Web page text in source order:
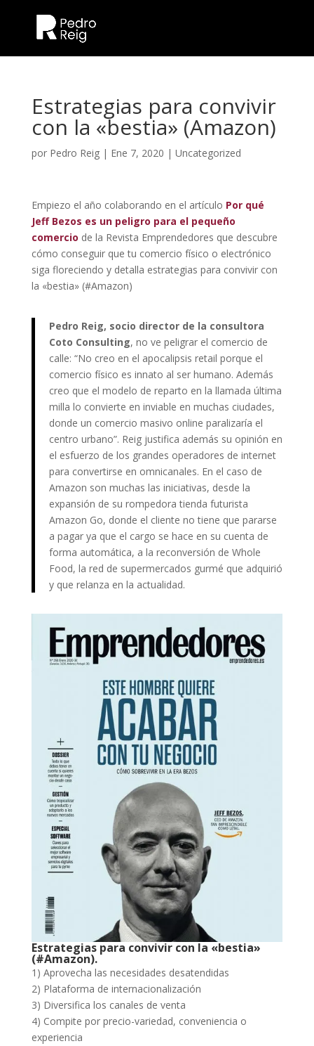
Estrategias para convivir
con la «bestia» (Amazon)
por Pedro Reig| Ene 7, 2020 | Uncategorized
Empiezo el año colaborando en el artículo Por qué
Jeff Bezos es un peligro para el pequeño
comercio de la Revista Emprendedores que descubre
cómo conseguir que tu comercio físico o electrónico
siga floreciendo y detalla estrategias para convivir con
la «bestia» (#Amazon)
Pedro Reig, socio director de la consultora
Coto Consulting, no ve peligrar el comercio de
calle: “No creo en el apocalipsis retail porque el
comercio físico es innato al ser humano. Además
creo que el modelo de reparto en la llamada última
milla lo convierte en inviable en muchas ciudades,
donde un comercio masivo online paralizaría el
centro urbano”. Reig justifica además su opinión en
el esfuerzo de los grandes operadores de internet
para convertirse en omnicanales. En el caso de
Amazon son muchas las iniciativas, desde la
expansión de su rompedora tienda futurista
Amazon Go, donde el cliente no tiene que pararse
a pagar ya que el cargo se hace en su cuenta de
forma automática, a la reconversión de Whole
Food, la red de supermercados gurmé que adquirió
y que relanza en la actualidad.
Estrategias para convivir con la «bestia»
(#Amazon).
1) Aprovecha las necesidades desatendidas
2) Plataforma de internacionalización
3) Diversifica los canales de venta
4) Compite por precio-variedad, conveniencia o
experiencia